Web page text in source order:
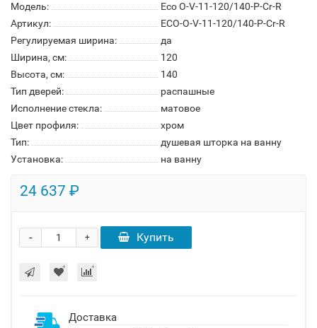
Модель:
Eco O-V-11-120/140-P-Cr-R
Артикул:
ECO-O-V-11-120/140-P-Cr-R
Регулируемая ширина:
да
Ширина, см:
120
Высота, см:
140
Тип дверей:
распашные
Исполнение стекла:
матовое
Цвет профиля:
хром
Тип:
душевая шторка на ванну
Установка:
на ванну
24 637 ₽
+
- Купить
Доставка